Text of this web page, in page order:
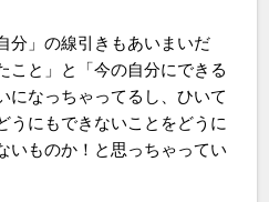
分」の線引きもあいまいだ
こと」と「今の自分にできる
になっちゃってるし、ひいて
うにもできないことをどうに
いものか！と思っちゃってい